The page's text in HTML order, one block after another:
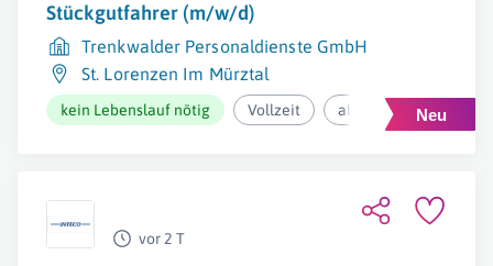
Stückgutfahrer (m/w/d)
Trenkwalder Personaldienste GmbH
St. Lorenzen Im Mürztal
kein Lebenslauf nötig Vollzeit ab 1.800€ pro Monat
vor 2 T